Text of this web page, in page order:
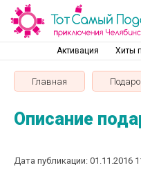
Активация Хиты
Главная
Описание
Дата публикации: 01.11.2016